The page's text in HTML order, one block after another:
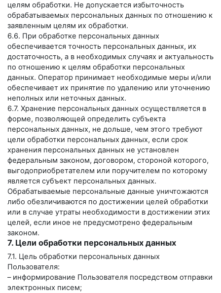
целям обработки. Не допускается избыточность
обрабатываемых персональных данных по отношению к
заявленным целям их обработки.
6.6. При обработке персональных данных
обеспечивается точность персональных данных, их
достаточность, а в необходимых случаях и актуальность
по отношению к целям обработки персональных
данных. Оператор принимает необходимые меры и/или
обеспечивает их принятие по удалению или уточнению
неполных или неточных данных.
6.7. Хранение персональных данных осуществляется в
форме, позволяющей определить субъекта
персональных данных, не дольше, чем этого требуют
цели обработки персональных данных, если срок
хранения персональных данных не установлен
федеральным законом, договором, стороной которого,
выгодоприобретателем или поручителем по которому
является субъект персональных данных.
Обрабатываемые персональные данные уничтожаются
либо обезличиваются по достижении целей обработки
или в случае утраты необходимости в достижении этих
целей, если иное не предусмотрено федеральным
законом.
7. Цели обработки персональных данных
7.1. Цель обработки персональных данных
Пользователя:
– информирование Пользователя посредством отправки
электронных писем;